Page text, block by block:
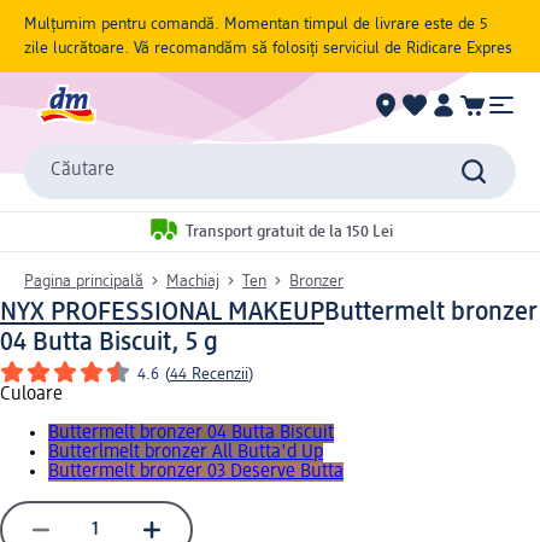
Mulțumim pentru comandă. Momentan timpul de livrare este de 5
zile lucrătoare. Vă recomandăm să folosiți serviciul de Ridicare Expres
Căutare
Transport gratuit de la 150 Lei
Pagina principală Machiaj Ten Bronzer
NYX PROFESSIONAL MAKEUPButtermelt bronzer
04 Butta Biscuit, 5 g
4.6 (44 Recenzii)
Culoare
Buttermelt bronzer 04 Butta Biscuit
Butterlmelt bronzer All Butta'd Up
Buttermelt bronzer 03 Deserve Butta